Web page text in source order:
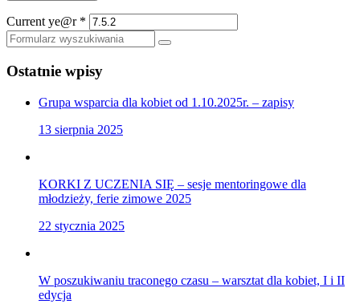
Current ye@r *
Szukaj
Ostatnie wpisy
Grupa wsparcia dla kobiet od 1.10.2025r. – zapisy
13 sierpnia 2025
KORKI Z UCZENIA SIĘ – sesje mentoringowe dla
młodzieży, ferie zimowe 2025
22 stycznia 2025
W poszukiwaniu traconego czasu – warsztat dla kobiet, I i II
edycja